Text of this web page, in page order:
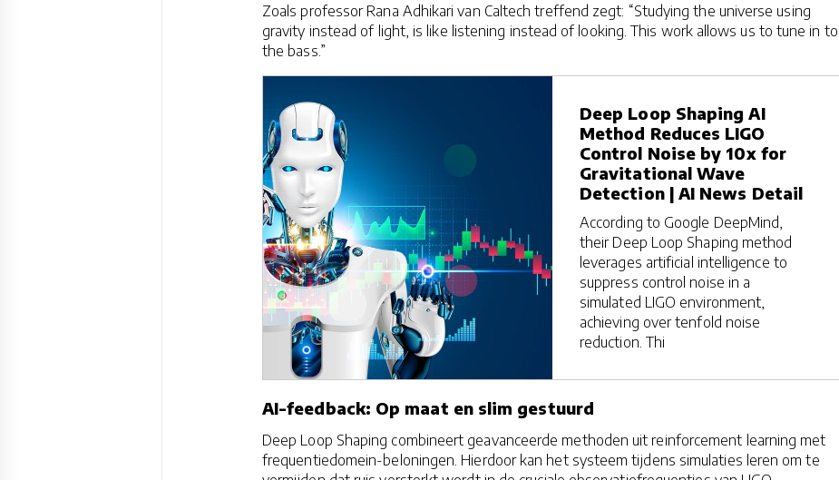
Zoals professor Rana Adhikari van Caltech treffend zegt: “Studying the universe using
gravity instead of light, is like listening instead of looking. This work allows us to tune in to
the bass.”
Deep Loop Shaping AI
Method Reduces LIGO
Control Noise by 10x for
Gravitational Wave
Detection | AI News Detail
According to Google DeepMind,
their Deep Loop Shaping method
leverages artificial intelligence to
suppress control noise in a
simulated LIGO environment,
achieving over tenfold noise
reduction. Thi
AI-feedback: Op maat en slim gestuurd
Deep Loop Shaping combineert geavanceerde methoden uit reinforcement learning met
frequentiedomein-beloningen. Hierdoor kan het systeem tijdens simulaties leren om te